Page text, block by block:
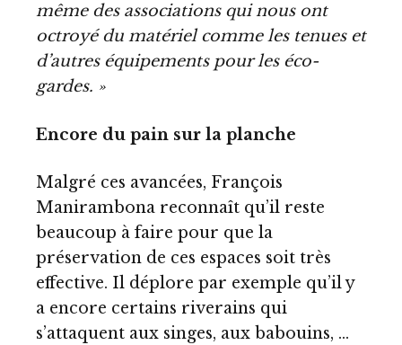
même des associations qui nous ont
octroyé du matériel comme les tenues et
d’autres équipements pour les éco-
gardes. »
Encore du pain sur la planche
Malgré ces avancées, François
Manirambona reconnaît qu’il reste
beaucoup à faire pour que la
préservation de ces espaces soit très
effective. Il déplore par exemple qu’il y
a encore certains riverains qui
s’attaquent aux singes, aux babouins, …